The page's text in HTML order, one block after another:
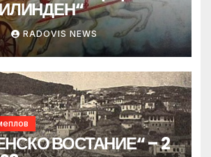
RADOVIS NEWS
ВОСТАНИЕ“ – 2